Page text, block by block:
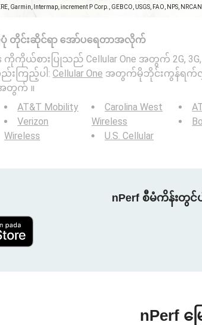
Garmin, Intermap, increment P Corp., GEBCO, USGS, FAO, NPS,
ေပုံ တိုင်းဆိုင်ရာ အော်ပရေတာအလိုက်
ကိုယ်စားပြုသည် Cellular One အတွက် 2G, 3G,
းကြည့်ပါ: Cellular One အတွက်မိုဘိုင်းကွန်ရက်လွှ
အတွက် ။
AT&T Mobility
Verizon
Wireless
Carolina West
Wireless
U.S. Cellular
nPerf စီမံကိန်းတွ
nPerf